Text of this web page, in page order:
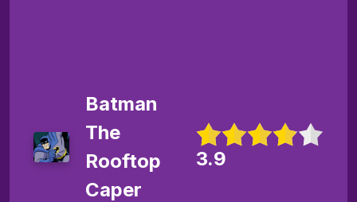
Batman
The
Rooftop
Caper
3.9